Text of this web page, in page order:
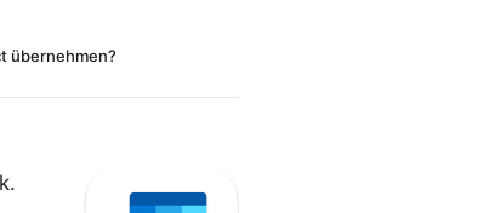
übernehmen?
.